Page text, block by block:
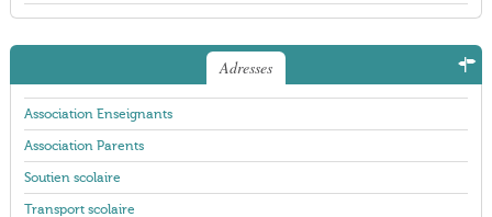
Adresses
Association Enseignants
Association Parents
Soutien scolaire
Transport scolaire